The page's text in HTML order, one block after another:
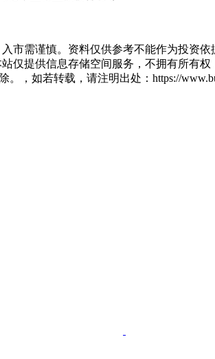
市需谨慎。资料仅供参考不能作为投资
仅提供信息存储空间服务，不拥有所有
，如若转载，请注明出处：https://